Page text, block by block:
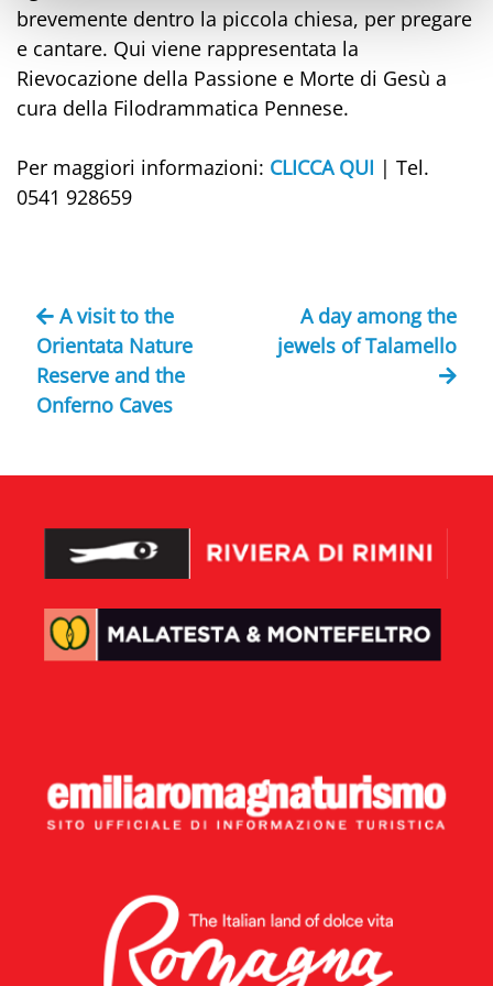
brevemente dentro la piccola chiesa, per pregare
e cantare. Qui viene rappresentata la
Rievocazione della Passione e Morte di Gesù a
cura della Filodrammatica Pennese.
Per maggiori informazioni: CLICCA QUI | Tel.
0541 928659
A visit to the
Orientata Nature
Reserve and the
Onferno Caves
A day among the
jewels of Talamello